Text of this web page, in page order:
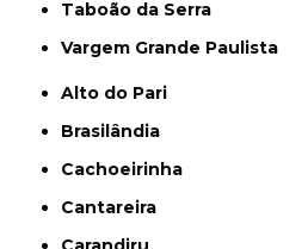
Taboão da Serra
Vargem Grande Paulista
Alto do Pari
Brasilândia
Cachoeirinha
Cantareira